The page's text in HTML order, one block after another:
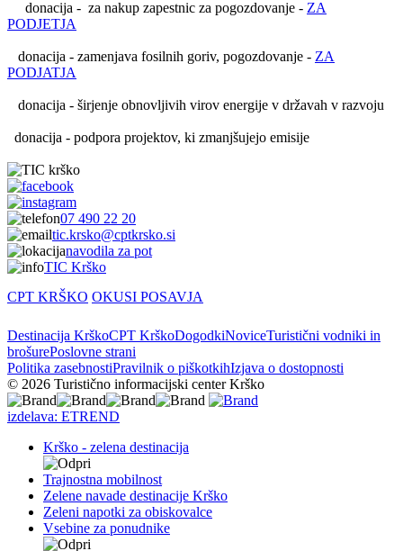
donacija - za nakup zapestnic za pogozdovanje - ZA
PODJETJA
donacija - zamenjava fosilnih goriv, pogozdovanje - ZA
PODJATJA
donacija - širjenje obnovljivih virov energije v državah v razvoju
donacija - podpora projektov, ki zmanjšujejo emisije
07 490 22 20
tic.krsko@cptkrsko.si
navodila za pot
TIC Krško
CPT KRŠKO OKUSI POSAVJA
Destinacija KrškoCPT KrškoDogodkiNoviceTuristični vodniki in
brošurePoslovne strani
Politika zasebnostiPravilnik o piškotkihIzjava o dostopnosti
© 2026 Turistično informacijski center Krško
izdelava: ETREND
Krško - zelena destinacija
Trajnostna mobilnost
Zelene navade destinacije Krško
Zeleni napotki za obiskovalce
Vsebine za ponudnike